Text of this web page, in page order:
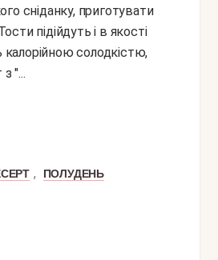
підійдуть і в якості
солодкістю,
"...
,
ПОЛУДЕНЬ